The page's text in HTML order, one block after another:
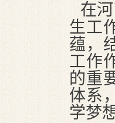
在
生工
蕴，
工作
的重
体系
学梦